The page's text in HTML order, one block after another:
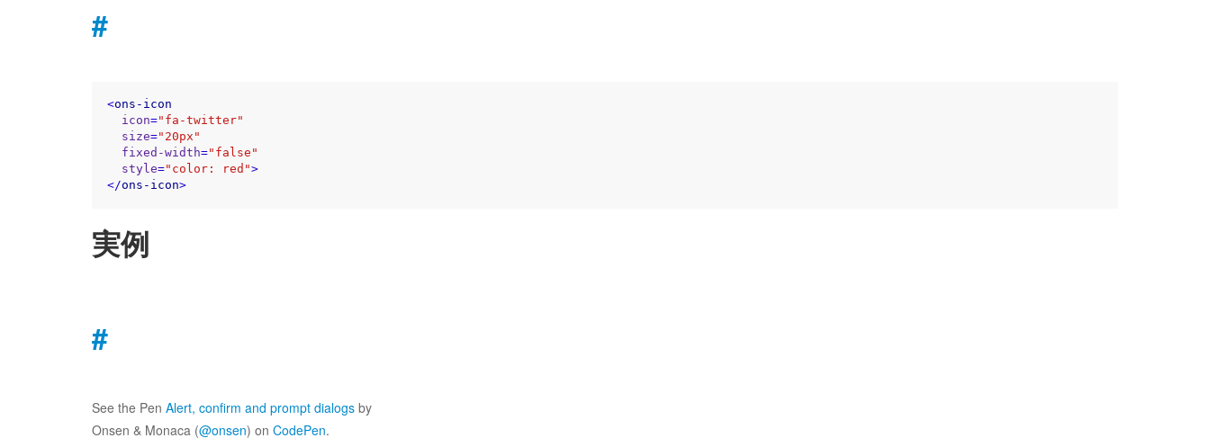
#
<ons-icon
icon="fa-twitter"
size="20px"
fixed-width="false"
style="color: red">
</ons-icon>
実例
#
See the Pen Alert, confirm and prompt dialogs by
Onsen & Monaca (@onsen) on CodePen.